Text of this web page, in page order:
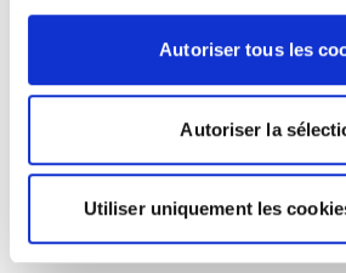
Autoriser tous les
Autoriser la
Utiliser uniquement les